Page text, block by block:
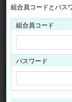
チケッ
組合員コードとパス
組合員コード
パスワード